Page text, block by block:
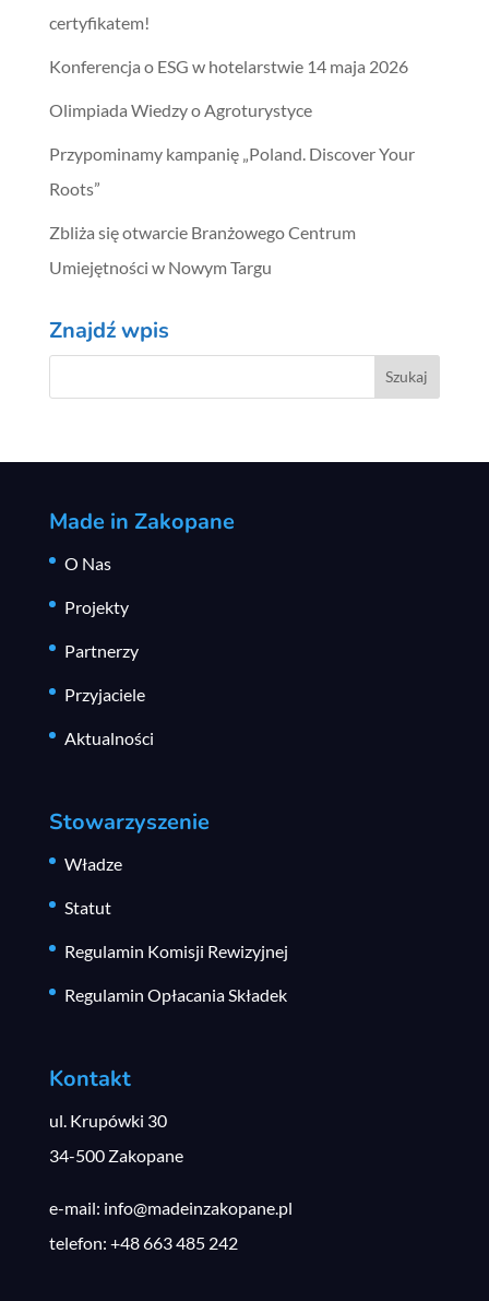
certyfikatem!
Konferencja o ESG w hotelarstwie 14 maja 2026
Olimpiada Wiedzy o Agroturystyce
Przypominamy kampanię „Poland. Discover Your
Roots”
Zbliża się otwarcie Branżowego Centrum
Umiejętności w Nowym Targu
Znajdź wpis
Made in Zakopane
O Nas
Projekty
Partnerzy
Przyjaciele
Aktualności
Stowarzyszenie
Władze
Statut
Regulamin Komisji Rewizyjnej
Regulamin Opłacania Składek
Kontakt
ul. Krupówki 30
34-500 Zakopane
e-mail: info@madeinzakopane.pl
telefon: +48 663 485 242